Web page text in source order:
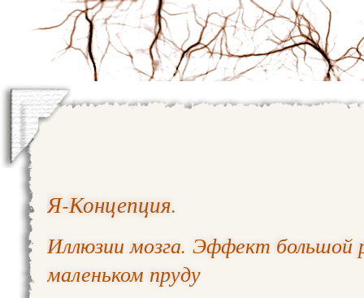
Я-Концепция.
Иллюзии мозга. Эффект большой
маленьком пруду